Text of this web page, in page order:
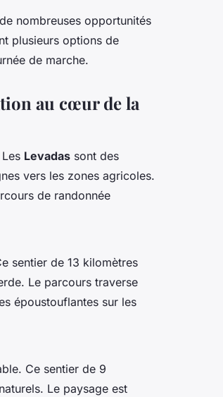
nombreuses opportunités
plusieurs options de
de marche.
au cœur de la
Levadas sont des
vers les zones agricoles.
de randonnée
sentier de 13 kilomètres
Le parcours traverse
époustouflantes sur les
Ce sentier de 9
Le paysage est